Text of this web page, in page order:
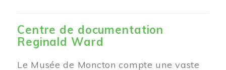
Centre de documentation
Reginald Ward
Le Musée de Moncton compte une vaste